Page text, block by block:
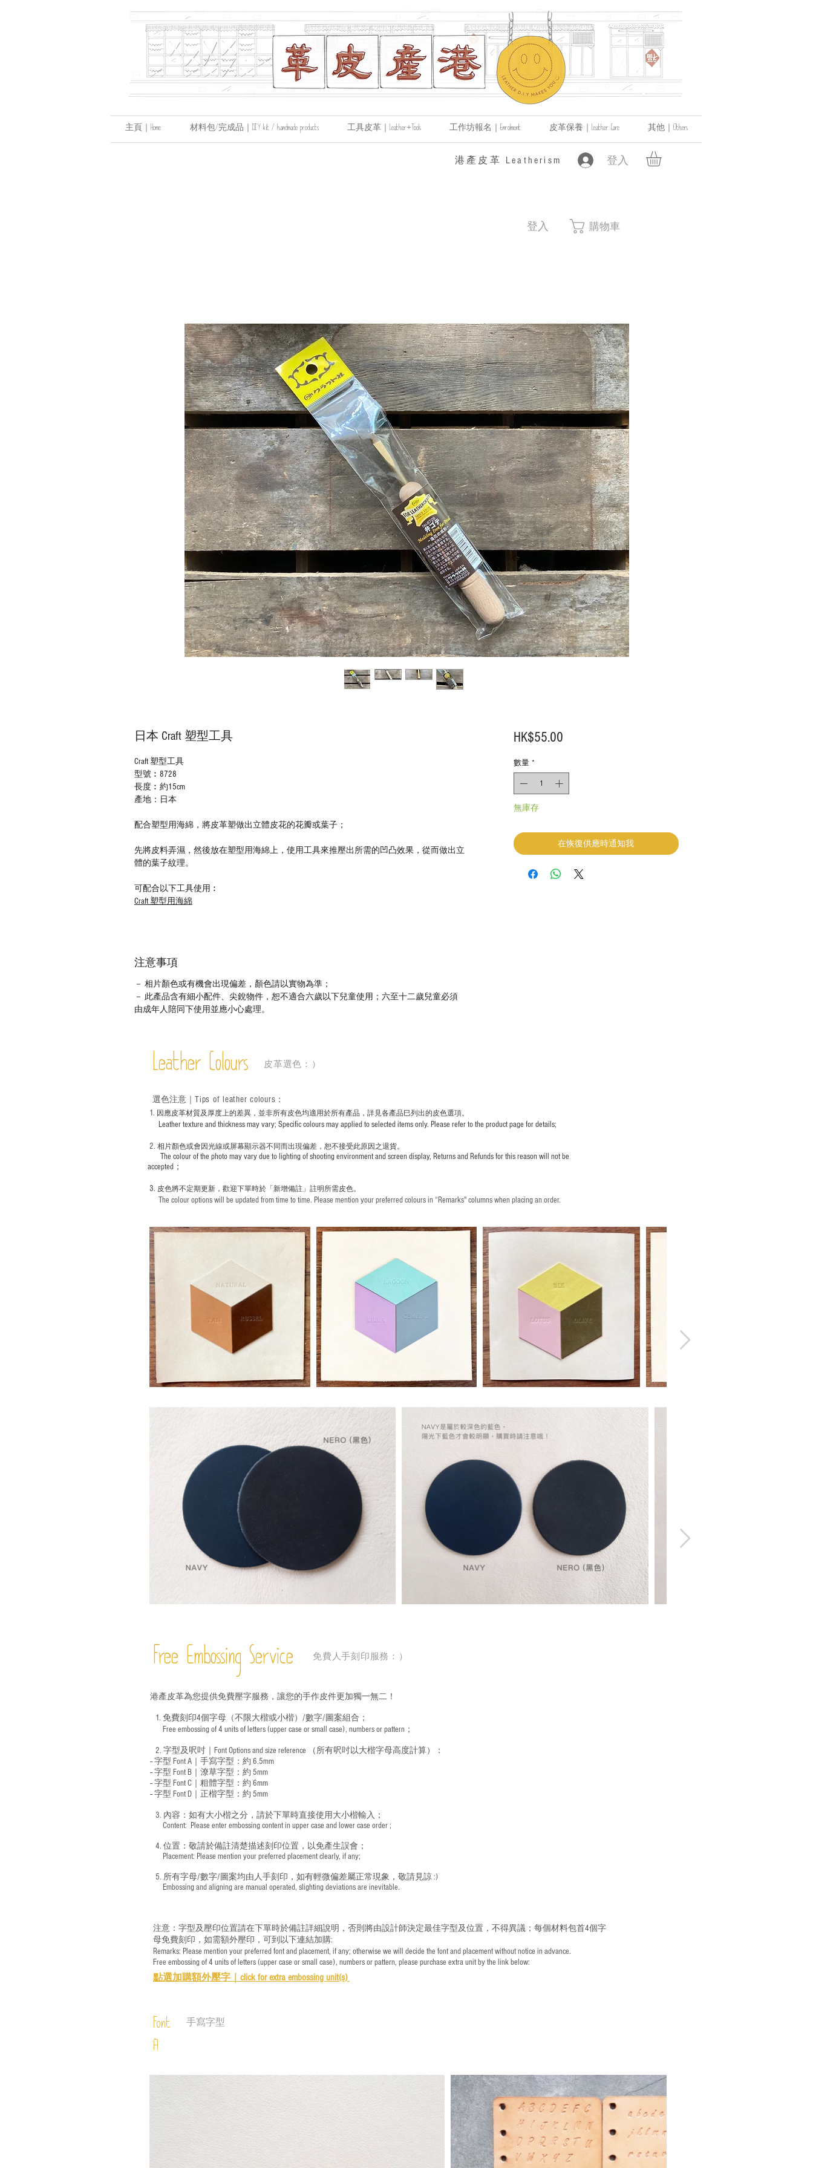
主頁｜Home 材料包/完成品｜DIY kit / handmade products 工具皮革｜Leather+Tools 工作坊報名｜Enrolment 皮革保養｜Leather Care 其他｜Others
登入
​港產皮革 Leatherism
登入 購物車
日本 Craft 塑型工具
Craft 塑型工具
型號︰ 8728
長度︰約15cm
產地：日本
配合塑型用海綿，將皮革塑做出立體皮花的花瓣或葉子；
先將皮料弄濕，然後放在塑型用海綿上，使用工具來推壓出所需的凹凸效果，從而做出立
體的葉子紋理。
可配合以下工具使用︰
Craft 塑型用海綿
注意事項
－ 相片顏色或有機會出現偏差，顏色請以實物為準；
－ 此產品含有細小配件、尖銳物件，恕不適合六歲以下兒童使用；六至十二歲兒童必須
由成年人陪同下使用並應小心處理。
HK$55.00價
數量 *
無庫存
在恢復供應時通知我
Leather Colours 皮革選色：）
1. ​ 因應皮革材質及厚度上的差異，並非所有皮色均適用於所有產品，詳見各產品巳列出的皮色選項。
Leather texture and thickness may vary; Specific colours may applied to selected items only. Please refer to the product page for details;
2. 相片顏色或會因光線或屏幕顯示器不同而出現偏差，恕不接受此原因之退貨。
The colour of the photo may vary due to lighting of shooting environment and screen display, Returns and Refunds for this reason will not be
accepted；
3. 皮色將不定期更新，歡迎下單時於「新增備註」註明 所需皮色。
The colour options will be updated from time to time. Please mention your preferred colours in “Remarks" columns when placing an order.
選色注意｜ Tips of leather colours ：
Free Embossing Service 免費人手刻印服務：）
港產皮革為您提供免費壓字服務，讓您的手作皮件更加獨一無二！
1. 免費刻印4個字母（不限大楷或小楷）/數字/圖案組合；
Free embossing of 4 units of letters (upper case or small case), numbers or pattern；
2. 字型及呎吋｜ Font Options and size reference
（所有呎吋以大楷字母高度計算）：
-- 字型 Font A｜手寫字型：約 6.5mm
-- 字型 Font B｜潦草字型： 約 5mm
-- 字型 Font C｜粗體字型：約 6mm
-- 字型 Font D｜正楷字型： 約 5mm
3. 內容：如有大小楷之分，請於下單時直接使用大小楷輸入；
​ Content: Please enter embossing content in upper case and lower case order ;
4. 位置：敬請於備註清楚描述刻印位置，以免產生誤會；
​ Placement: Please mention your preferred placement clearly, if any;
5. 所有字母/數字/圖案均由人手刻印，如有輕微偏差屬正常現象，敬請見諒 :)
​ Embossing and aligning are manual operated, slighting deviations are inevitable.
注意：字型及壓印位置請在下單時於備註詳細說明，否則將由設計師決定最佳字型及位置，不得異議；每個材料包首4個字
母免費刻印，如需額外壓印，可到以下連結加購:
Remarks: Please mention your preferred font and placement, if any; otherwise we will decide the font and placement without notice in advance.
Free embossing of 4 units of letters (upper case or small case), numbers or pattern, please purchase extra unit by the link below:
點選加購額外壓字｜ click for extra embossing unit(s)
Font
A
手寫字型